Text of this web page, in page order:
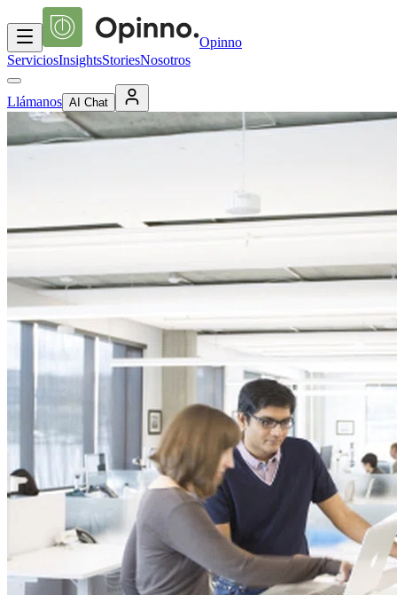
Opinno
ServiciosInsightsStoriesNosotros
Llámanos AI Chat